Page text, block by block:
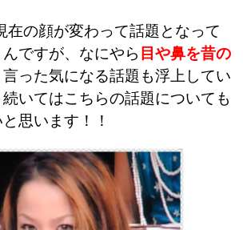
在の顔が変わって話題となって
んですが、なにやら 目や鼻を昔の
言った気になる話題も浮上してい
いてはこちらの話題についても
思います！！